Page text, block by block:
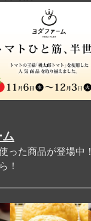
った商品が登場中！
！